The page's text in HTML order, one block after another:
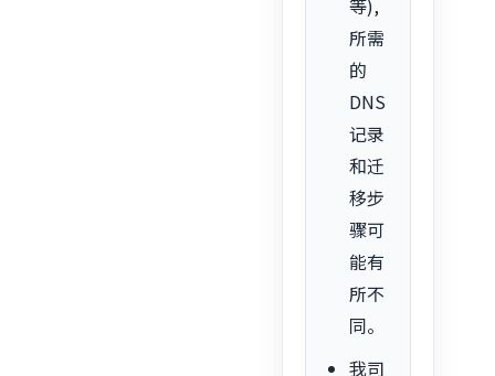
等),
所需
的
DNS
记录
和迁
移步
骤可
能有
所不
同。
我司